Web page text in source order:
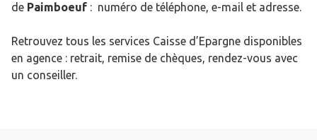
de Paimboeuf : numéro de téléphone, e-mail et adresse.
Retrouvez tous les services Caisse d’Epargne disponibles
en agence : retrait, remise de chèques, rendez-vous avec
un conseiller.